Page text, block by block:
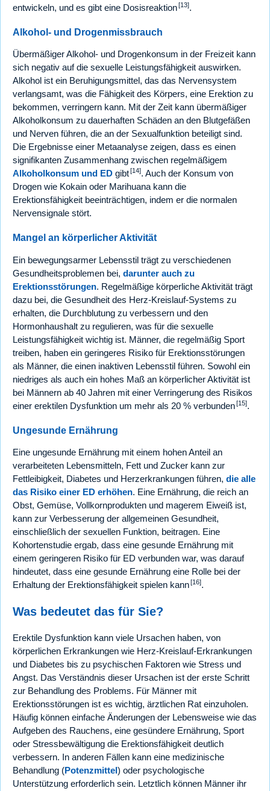
entwickeln, und es gibt eine Dosisreaktion[13].
Alkohol- und Drogenmissbrauch
Übermäßiger Alkohol- und Drogenkonsum in der Freizeit kann
sich negativ auf die sexuelle Leistungsfähigkeit auswirken.
Alkohol ist ein Beruhigungsmittel, das das Nervensystem
verlangsamt, was die Fähigkeit des Körpers, eine Erektion zu
bekommen, verringern kann. Mit der Zeit kann übermäßiger
Alkoholkonsum zu dauerhaften Schäden an den Blutgefäßen
und Nerven führen, die an der Sexualfunktion beteiligt sind.
Die Ergebnisse einer Metaanalyse zeigen, dass es einen
signifikanten Zusammenhang zwischen regelmäßigem
Alkoholkonsum und ED gibt [14]. Auch der Konsum von
Drogen wie Kokain oder Marihuana kann die
Erektionsfähigkeit beeinträchtigen, indem er die normalen
Nervensignale stört.
Mangel an körperlicher Aktivität
Ein bewegungsarmer Lebensstil trägt zu verschiedenen
Gesundheitsproblemen bei, darunter auch zu
Erektionsstörungen. Regelmäßige körperliche Aktivität trägt
dazu bei, die Gesundheit des Herz-Kreislauf-Systems zu
erhalten, die Durchblutung zu verbessern und den
Hormonhaushalt zu regulieren, was für die sexuelle
Leistungsfähigkeit wichtig ist. Männer, die regelmäßig Sport
treiben, haben ein geringeres Risiko für Erektionsstörungen
als Männer, die einen inaktiven Lebensstil führen. Sowohl ein
niedriges als auch ein hohes Maß an körperlicher Aktivität ist
bei Männern ab 40 Jahren mit einer Verringerung des Risikos
einer erektilen Dysfunktion um mehr als 20 % verbunden[15].
Ungesunde Ernährung
Eine ungesunde Ernährung mit einem hohen Anteil an
verarbeiteten Lebensmitteln, Fett und Zucker kann zur
Fettleibigkeit, Diabetes und Herzerkrankungen führen, die alle
das Risiko einer ED erhöhen. Eine Ernährung, die reich an
Obst, Gemüse, Vollkornprodukten und magerem Eiweiß ist,
kann zur Verbesserung der allgemeinen Gesundheit,
einschließlich der sexuellen Funktion, beitragen. Eine
Kohortenstudie ergab, dass eine gesunde Ernährung mit
einem geringeren Risiko für ED verbunden war, was darauf
hindeutet, dass eine gesunde Ernährung eine Rolle bei der
Erhaltung der Erektionsfähigkeit spielen kann[16].
Was bedeutet das für Sie?
Erektile Dysfunktion kann viele Ursachen haben, von
körperlichen Erkrankungen wie Herz-Kreislauf-Erkrankungen
und Diabetes bis zu psychischen Faktoren wie Stress und
Angst. Das Verständnis dieser Ursachen ist der erste Schritt
zur Behandlung des Problems. Für Männer mit
Erektionsstörungen ist es wichtig, ärztlichen Rat einzuholen.
Häufig können einfache Änderungen der Lebensweise wie das
Aufgeben des Rauchens, eine gesündere Ernährung, Sport
oder Stressbewältigung die Erektionsfähigkeit deutlich
verbessern. In anderen Fällen kann eine medizinische
Behandlung (Potenzmittel) oder psychologische
Unterstützung erforderlich sein. Letztlich können Männer ihr